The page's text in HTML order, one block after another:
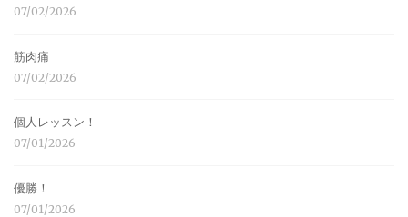
07/02/2026
筋肉痛
07/02/2026
個人レッスン！
07/01/2026
優勝！
07/01/2026